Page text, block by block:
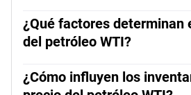
¿Qué factores determinan
del petróleo WTI?
principales factores que determinan
WTI. Como tal, el crecimiento global
¿Cómo influyen los